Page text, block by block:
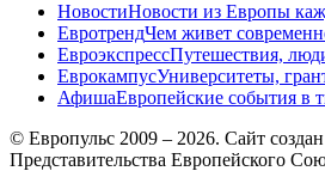
НовостиНовости из Европы
ЕвротрендЧем живет
ЕвроэкспрессПутешествия,
ЕврокампусУниверситеты,
АфишаЕвропейские события в
© Европульс 2009 – 2026. Сайт
Представительства Европейского